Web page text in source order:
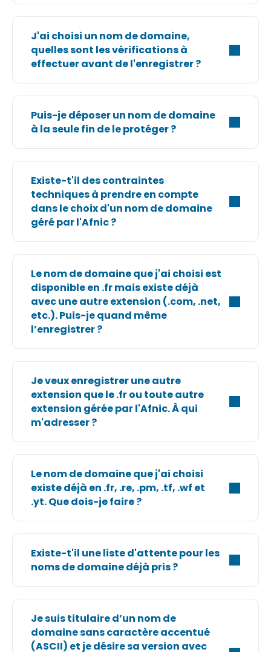
J'ai choisi un nom de domaine,
quelles sont les vérifications à
effectuer avant de l'enregistrer ?
Puis-je déposer un nom de domaine
à la seule fin de le protéger ?
Existe-t'il des contraintes
techniques à prendre en compte
dans le choix d'un nom de domaine
géré par l'Afnic ?
Le nom de domaine que j'ai choisi est
disponible en .fr mais existe déjà
avec une autre extension (.com, .net,
etc.). Puis-je quand même
l’enregistrer ?
Je veux enregistrer une autre
extension que le .fr ou toute autre
extension gérée par l'Afnic. À qui
m'adresser ?
Le nom de domaine que j'ai choisi
existe déjà en .fr, .re, .pm, .tf, .wf et
.yt. Que dois-je faire ?
Existe-t'il une liste d'attente pour les
noms de domaine déjà pris ?
Je suis titulaire d’un nom de
domaine sans caractère accentué
(ASCII) et je désire sa version avec